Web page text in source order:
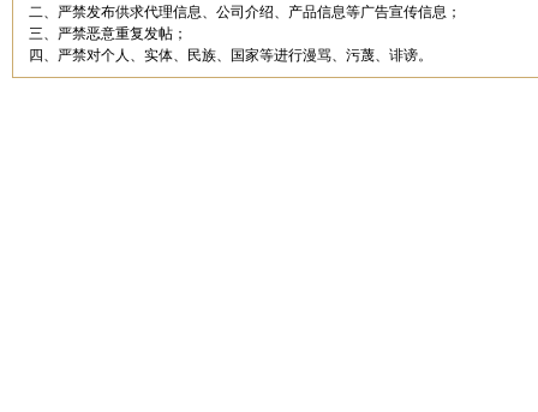
二、严禁发布供求代理信息、公司介绍、产品信息等广告宣传信息；
三、严禁恶意重复发帖；
四、严禁对个人、实体、民族、国家等进行漫骂、污蔑、诽谤。